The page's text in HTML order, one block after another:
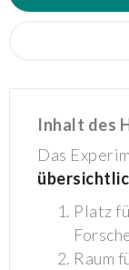
Inhalt des
Das
Platz
Raum